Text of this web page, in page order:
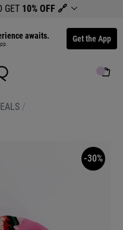
GET 10% OFF 🔗
awaits. Get the App
/
-30%